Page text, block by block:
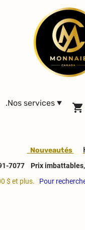
.Nos services
Nouveautés
7077
Prix
$ et plus.
Pour